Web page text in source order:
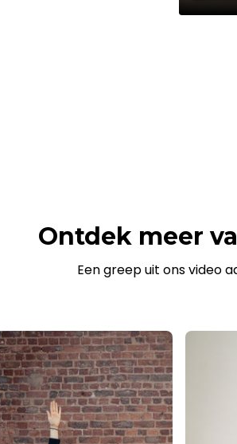
Ontdek meer
Een greep uit ons video